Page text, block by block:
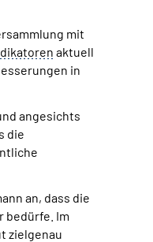
mit
aktuell
in
angesichts
die
an, dass die
bedürfe. Im
zielgenau